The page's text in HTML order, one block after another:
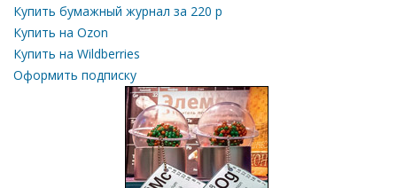
Купить бумажный журнал за 220 р
Купить на Ozon
Купить на Wildberries
Оформить подписку